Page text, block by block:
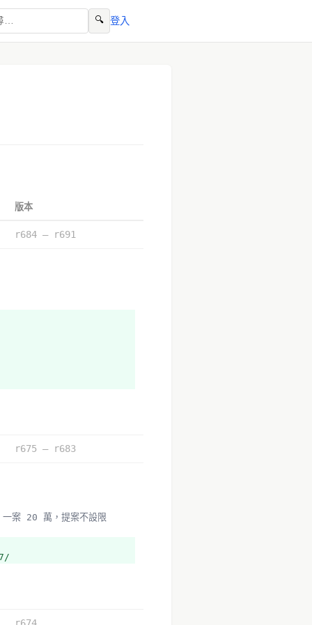
🔍 登入
版本
r684 – r691
r675 – r683
r674